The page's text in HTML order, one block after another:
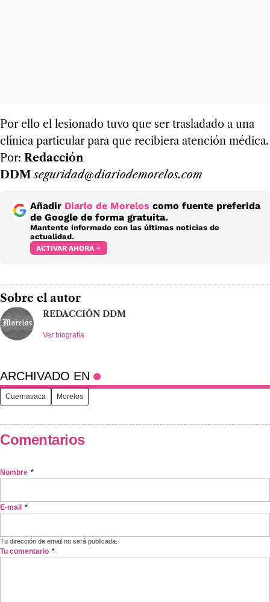
Por ello el lesionado tuvo que ser trasladado a una
clínica particular para que recibiera atención médica.
Por: Redacción
DDMseguridad@diariodemorelos.com
Añadir Diario de Morelos como fuente preferida
de Google de forma gratuita.
Mantente informado con las últimas noticias de
actualidad.
ACTIVAR AHORA
Sobre el autor
REDACCIÓN DDM
Ver biografía
ARCHIVADO EN
Cuernavaca Morelos
Comentarios
Nombre *
E-mail *
Tu dirección de email no será publicada.
Tu comentario *